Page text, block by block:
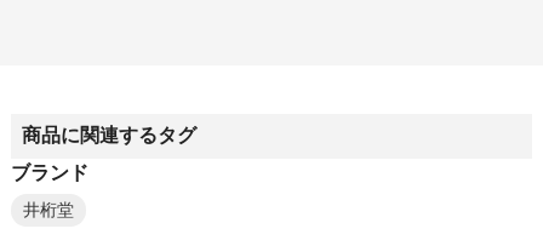
商品に関連するタグ
ブランド
井桁堂